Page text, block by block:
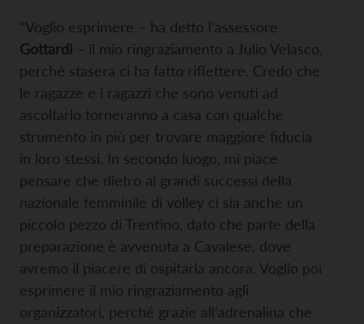
“Voglio esprimere – ha detto l’assessore
Gottardi – il mio ringraziamento a Julio Velasco,
perché stasera ci ha fatto riflettere. Credo che
le ragazze e i ragazzi che sono venuti ad
ascoltarlo torneranno a casa con qualche
strumento in più per trovare maggiore fiducia
in loro stessi. In secondo luogo, mi piace
pensare che dietro ai grandi successi della
nazionale femminile di volley ci sia anche un
piccolo pezzo di Trentino, dato che parte della
preparazione è avvenuta a Cavalese, dove
avremo il piacere di ospitarla ancora. Voglio poi
esprimere il mio ringraziamento agli
organizzatori, perché grazie all’adrenalina che